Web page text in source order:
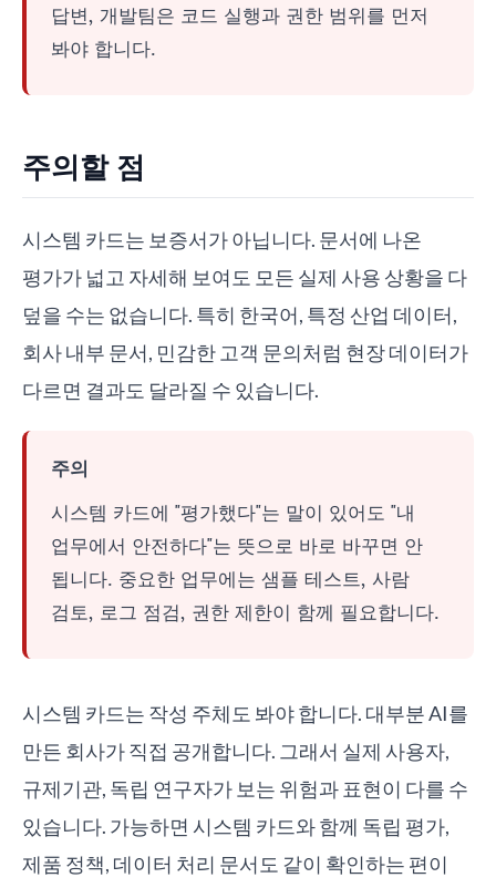
답변, 개발팀은 코드 실행과 권한 범위를 먼저
봐야 합니다.
주의할 점
시스템 카드는 보증서가 아닙니다. 문서에 나온
평가가 넓고 자세해 보여도 모든 실제 사용 상황을 다
덮을 수는 없습니다. 특히 한국어, 특정 산업 데이터,
회사 내부 문서, 민감한 고객 문의처럼 현장 데이터가
다르면 결과도 달라질 수 있습니다.
주의
시스템 카드에 "평가했다"는 말이 있어도 "내
업무에서 안전하다"는 뜻으로 바로 바꾸면 안
됩니다. 중요한 업무에는 샘플 테스트, 사람
검토, 로그 점검, 권한 제한이 함께 필요합니다.
시스템 카드는 작성 주체도 봐야 합니다. 대부분 AI를
만든 회사가 직접 공개합니다. 그래서 실제 사용자,
규제기관, 독립 연구자가 보는 위험과 표현이 다를 수
있습니다. 가능하면 시스템 카드와 함께 독립 평가,
제품 정책, 데이터 처리 문서도 같이 확인하는 편이